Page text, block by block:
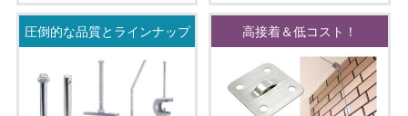
圧倒的な品質とラインナップ 高接着＆低コスト！